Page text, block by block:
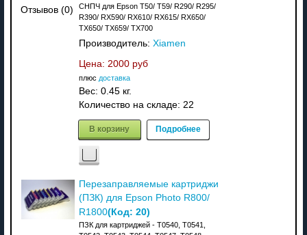
Отзывов (0)
СНПЧ для Epson T50/ T59/ R290/ R295/
R390/ RX590/ RX610/ RX615/ RX650/
TX650/ TX659/ TX700
Производитель: Xiamen
Цена: 2000 руб
плюс доставка
Вес: 0.45 кг.
Количество на складе: 22
В корзину Подробнее
Перезаправляемые картриджи
(ПЗК) для Epson Photo R800/
R1800(Код: 20)
ПЗК для картриджей - T0540, T0541,